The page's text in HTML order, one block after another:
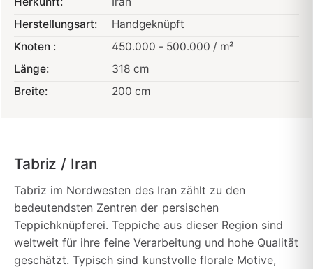
Herstellungsart:
Handgeknüpft
Knoten :
450.000 - 500.000 / m²
Länge:
318 cm
Breite:
200 cm
Tabriz / Iran
Tabriz im Nordwesten des Iran zählt zu den
bedeutendsten Zentren der persischen
Teppichknüpferei. Teppiche aus dieser Region sind
weltweit für ihre feine Verarbeitung und hohe Qualität
geschätzt. Typisch sind kunstvolle florale Motive,